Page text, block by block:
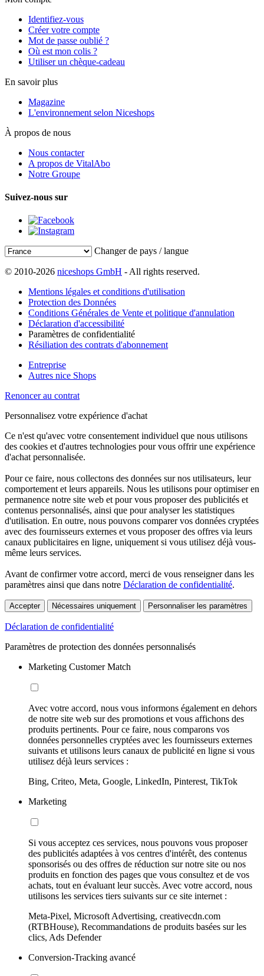
Identifiez-vous
Créer votre compte
Mot de passe oublié ?
Où est mon colis ?
Utiliser un chèque-cadeau
En savoir plus
Magazine
L'environnement selon Niceshops
À propos de nous
Nous contacter
A propos de VitalAbo
Notre Groupe
Suivez-nous sur
Changer de pays / langue
© 2010-2026 niceshops GmbH - All rights reserved.
Mentions légales et conditions d'utilisation
Protection des Données
Conditions Générales de Vente et politique d'annulation
Déclaration d'accessibilité
Paramètres de confidentialité
Résiliation des contrats d'abonnement
Entreprise
Autres nice Shops
Renoncer au contrat
Personnalisez votre expérience d'achat
Ce n'est qu'avec votre consentement individuel que nous utilisons
des cookies et d'autres technologies pour vous offrir une expérience
d'achat personnalisée.
Pour ce faire, nous collectons des données sur nos utilisateurs, leur
comportement et leurs appareils. Nous les utilisons pour optimiser en
permanence notre site web et pour vous proposer des publicités et
contenus personnalisés, ainsi que pour analyser les statistiques
d'utilisation. En outre, nous pouvons comparer vos données cryptées
avec des fournisseurs externes et vous proposer des offres via leurs
canaux publicitaires en ligne, uniquement si vous utilisez déjà vous-
même leurs services.
Avant de confirmer votre accord, merci de vous renseigner dans les
paramètres ainsi que dans notre Déclaration de confidentialité.
Accepter Nécessaires uniquement Personnaliser les paramètres
Déclaration de confidentialité
Paramètres de protection des données personnalisés
Marketing Customer Match
Avec votre accord, nous vous informons également en dehors
de notre site web sur des promotions et vous affichons des
produits pertinents. Pour ce faire, nous comparons vos
données personnelles cryptées avec les fournisseurs externes
suivants et utilisons leurs canaux de publicité en ligne si vous
utilisez déjà leurs services :
Bing, Criteo, Meta, Google, LinkedIn, Pinterest, TikTok
Marketing
Si vous acceptez ces services, nous pouvons vous proposer
des publicités adaptées à vos centres d'intérêt, des contenus
sponsorisés ou des offres de réduction sur notre site ou nos
produits en fonction des pages que vous consultez et de vos
achats, tout en évaluant leur succès. Avec votre accord, nous
utilisons les services tiers suivants sur ce site internet :
Meta-Pixel, Microsoft Advertising, creativecdn.com
(RTBHouse), Recommandations de produits basées sur les
clics, Ads Defender
Conversion-Tracking avancé